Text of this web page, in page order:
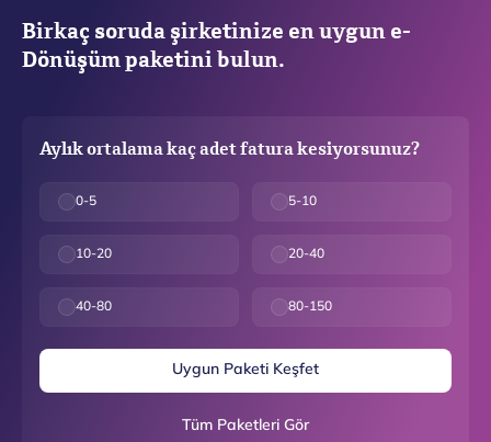
Birkaç soruda şirketinize en uygun e-
Dönüşüm paketini bulun.
Aylık ortalama kaç adet fatura kesiyorsunuz?
0-5 5-10
10-20 20-40
40-80 80-150
Uygun Paketi Keşfet
Tüm Paketleri Gör